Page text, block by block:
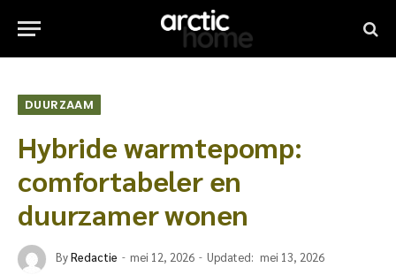
DUURZAAM
Hybride warmtepomp:
comfortabeler en
duurzamer wonen
ByRedactie mei 12, 2026 Updated: mei 13, 2026